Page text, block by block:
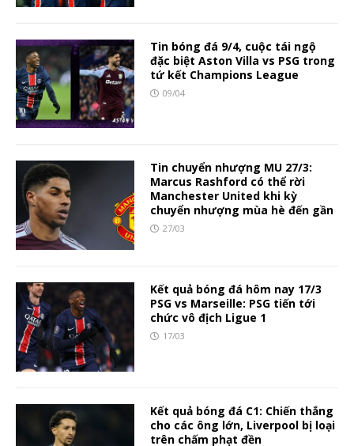
Tin bóng đá 9/4, cuộc tái ngộ
đặc biệt Aston Villa vs PSG trong
tứ kết Champions League
09/04
Tin chuyển nhượng MU 27/3:
Marcus Rashford có thể rời
Manchester United khi kỳ
chuyển nhượng mùa hè đến gần
27/03
Kết quả bóng đá hôm nay 17/3
PSG vs Marseille: PSG tiến tới
chức vô địch Ligue 1
17/03
Kết quả bóng đá C1: Chiến thắng
cho các ông lớn, Liverpool bị loại
trên chấm phạt đền